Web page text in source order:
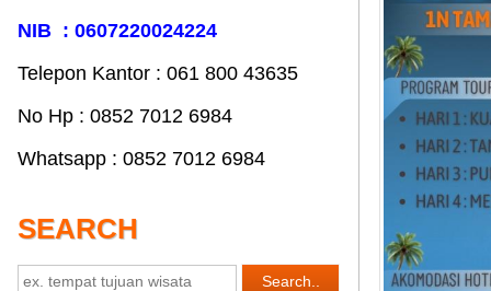
NIB : 0607220024224
Telepon Kantor : 061‎ 800 43635
No Hp : 0852 7012 6984
Whatsapp : 0852 7012 6984
SEARCH